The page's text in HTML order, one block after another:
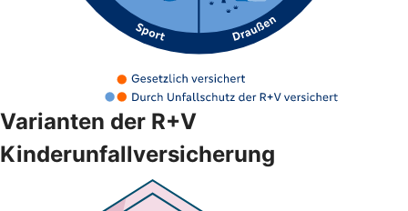
Varianten der R+V
Kinderunfallversicherung